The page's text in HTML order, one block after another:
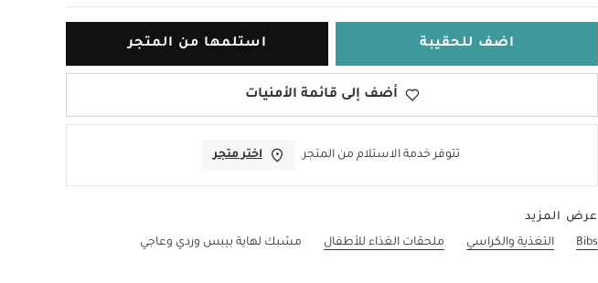
اضف للحقيبة استلمها من المتجر
أضف إلى قائمة الأمنيات
تتوفر خدمة الاستلام من المتجر اختر متجر
عرض المزيد
Bibs
التغذية والكراسي ملحقات الغذاء للأطفال مشبك لهاية بيبس وردي وعاجي